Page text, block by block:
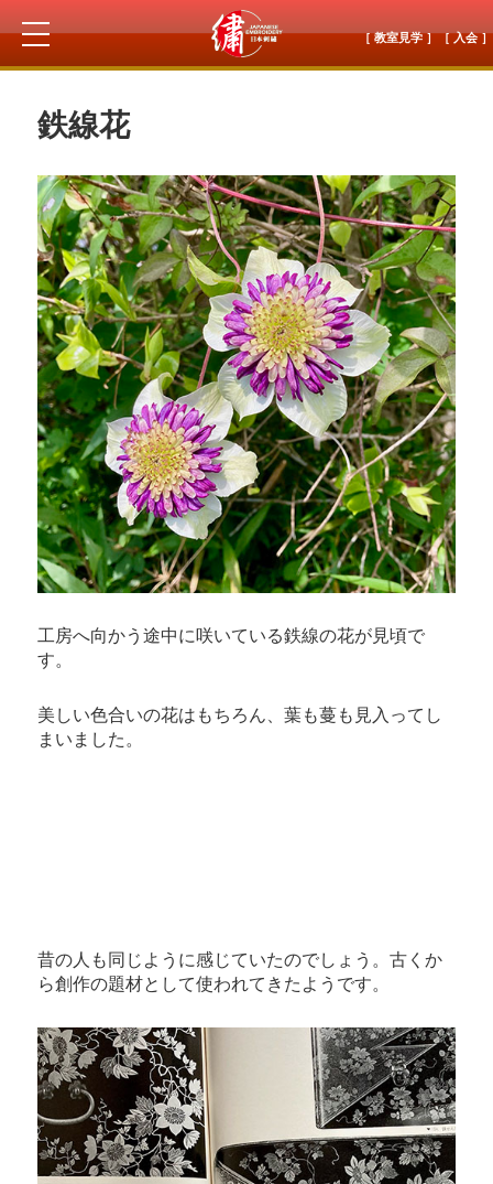
［ 教室見学 ］［ 入会 ］
鉄線花
工房へ向かう途中に咲いている鉄線の花が見頃で
す。
美しい色合いの花はもちろん、葉も蔓も見入ってし
まいました。
昔の人も同じように感じていたのでしょう。古くか
ら創作の題材として使われてきたようです。